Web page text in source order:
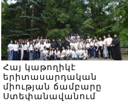
Հայ կաթողիկէ
երիտասարդական
միության ճամբարը
Ստեփանավանում